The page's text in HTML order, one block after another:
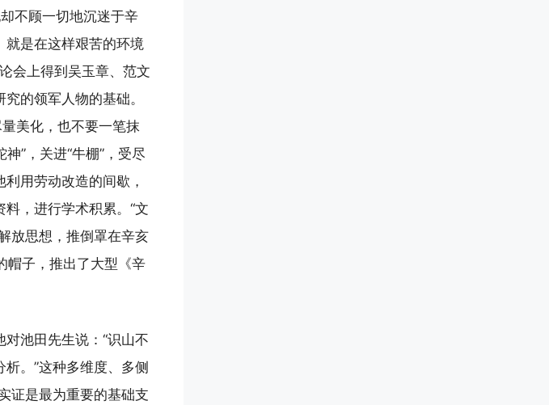
不顾一切地沉迷于辛
就是在这样艰苦的环境
会上得到吴玉章、范文
的领军人物的基础。
美化，也不要一笔抹
”，关进“牛棚”，受尽
用劳动改造的间歇，
，进行学术积累。“文
放思想，推倒罩在辛亥
帽子，推出了大型《辛
池田先生说：“识山不
。”这种多维度、多侧
证是最为重要的基础支